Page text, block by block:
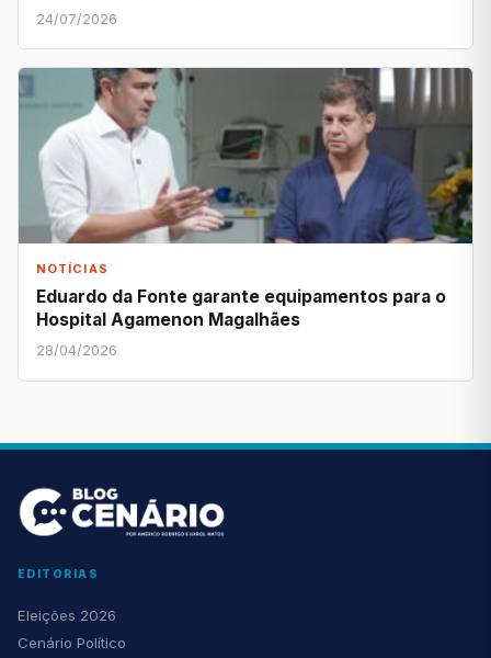
24/07/2026
NOTÍCIAS
Eduardo da Fonte garante equipamentos para o
Hospital Agamenon Magalhães
28/04/2026
EDITORIAS
Eleições 2026
Cenário Político